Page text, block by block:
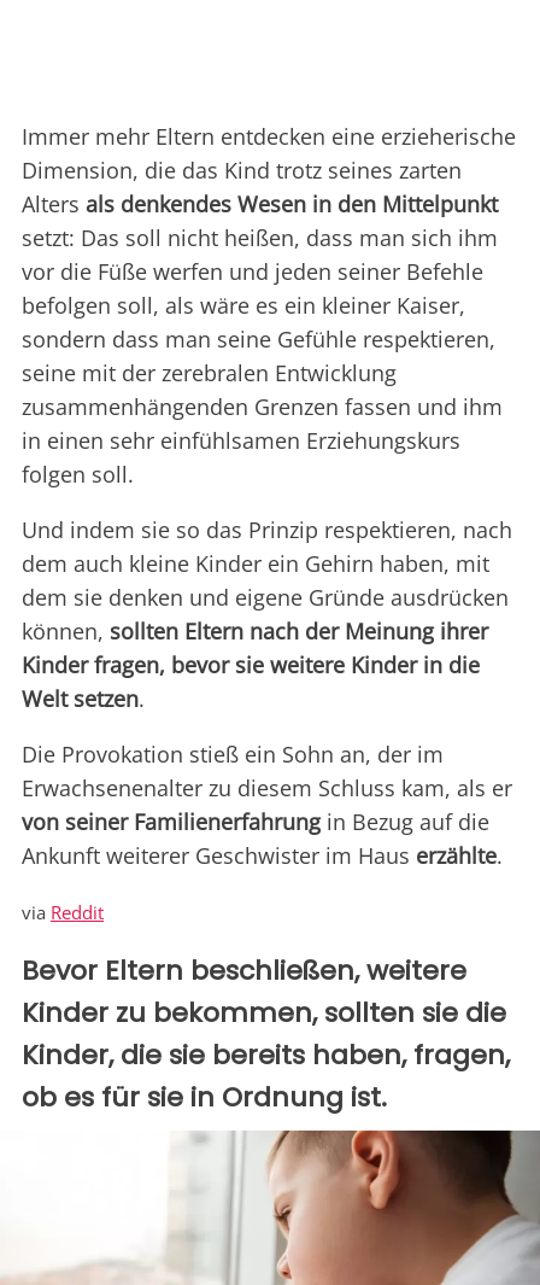
Immer mehr Eltern entdecken eine erzieherische
Dimension, die das Kind trotz seines zarten
Alters als denkendes Wesen in den Mittelpunkt
setzt: Das soll nicht heißen, dass man sich ihm
vor die Füße werfen und jeden seiner Befehle
befolgen soll, als wäre es ein kleiner Kaiser,
sondern dass man seine Gefühle respektieren,
seine mit der zerebralen Entwicklung
zusammenhängenden Grenzen fassen und ihm
in einen sehr einfühlsamen Erziehungskurs
folgen soll.
Und indem sie so das Prinzip respektieren, nach
dem auch kleine Kinder ein Gehirn haben, mit
dem sie denken und eigene Gründe ausdrücken
können, sollten Eltern nach der Meinung ihrer
Kinder fragen, bevor sie weitere Kinder in die
Welt setzen.
Die Provokation stieß ein Sohn an, der im
Erwachsenenalter zu diesem Schluss kam, als er
von seiner Familienerfahrungin Bezug auf die
Ankunft weiterer Geschwister im Haus erzählte.
via Reddit
Bevor Eltern beschließen, weitere
Kinder zu bekommen, sollten sie die
Kinder, die sie bereits haben, fragen,
ob es für sie in Ordnung ist.